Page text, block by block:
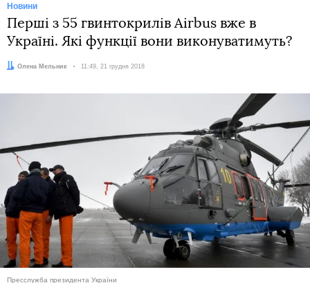
Новини
Перші з 55 гвинтокрилів Airbus вже в
Україні. Які функції вони виконуватимуть?
Автор:
Олена Мельник Дата:
11:49, 21 грудня 2018
Пресслужба президента України